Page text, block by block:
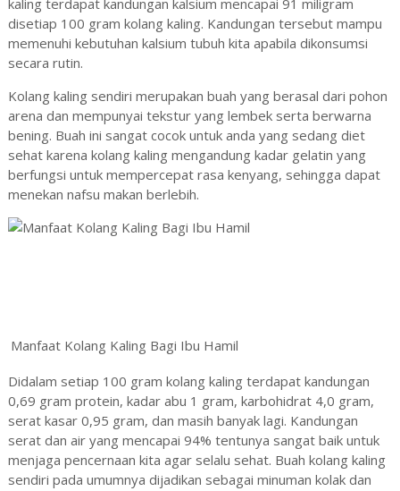
kaling terdapat kandungan kalsium mencapai 91 miligram
disetiap 100 gram kolang kaling. Kandungan tersebut mampu
memenuhi kebutuhan kalsium tubuh kita apabila dikonsumsi
secara rutin.
Kolang kaling sendiri merupakan buah yang berasal dari pohon
arena dan mempunyai tekstur yang lembek serta berwarna
bening. Buah ini sangat cocok untuk anda yang sedang diet
sehat karena kolang kaling mengandung kadar gelatin yang
berfungsi untuk mempercepat rasa kenyang, sehingga dapat
menekan nafsu makan berlebih.
Manfaat Kolang Kaling Bagi Ibu Hamil
Didalam setiap 100 gram kolang kaling terdapat kandungan
0,69 gram protein, kadar abu 1 gram, karbohidrat 4,0 gram,
serat kasar 0,95 gram, dan masih banyak lagi. Kandungan
serat dan air yang mencapai 94% tentunya sangat baik untuk
menjaga pencernaan kita agar selalu sehat. Buah kolang kaling
sendiri pada umumnya dijadikan sebagai minuman kolak dan